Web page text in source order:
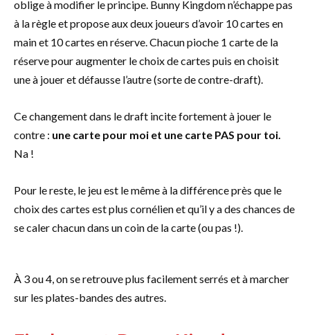
oblige à modifier le principe. Bunny Kingdom n’échappe pas
à la règle et propose aux deux joueurs d’avoir 10 cartes en
main et 10 cartes en réserve. Chacun pioche 1 carte de la
réserve pour augmenter le choix de cartes puis en choisit
une à jouer et défausse l’autre (sorte de contre-draft).
Ce changement dans le draft incite fortement à jouer le
contre : une carte pour moi et une carte PAS pour toi.
Na !
Pour le reste, le jeu est le même à la différence près que le
choix des cartes est plus cornélien et qu’il y a des chances de
se caler chacun dans un coin de la carte (ou pas !).
À 3 ou 4, on se retrouve plus facilement serrés et à marcher
sur les plates-bandes des autres.